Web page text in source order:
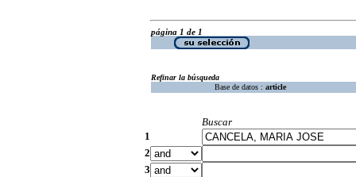
página 1 de 1
Refinar la búsqueda
Base de datos : article
Buscar
1
2
3